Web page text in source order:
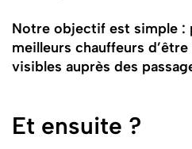
Notre objectif est simple :
meilleurs chauffeurs
visibles auprès des
Et ensuite ?